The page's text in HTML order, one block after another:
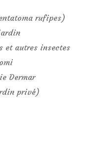
rufipes)
et autres insectes
Dermar
privé)